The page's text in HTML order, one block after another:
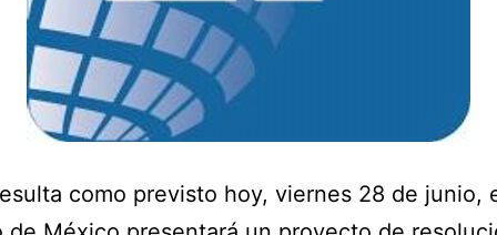
como previsto hoy, viernes 28 de junio,